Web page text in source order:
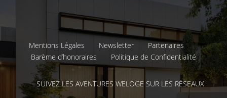
Mentions Légales Newsletter
Partenaires
Barème d’honoraires
Politique de Confidentialité
SUIVEZ LES AVENTURES WELOGE SUR LES RÉSEAUX